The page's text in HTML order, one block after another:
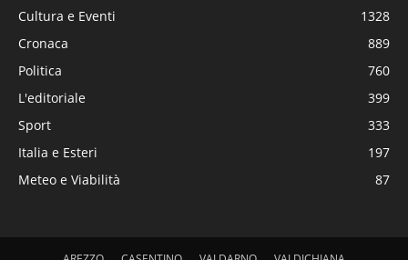
Cultura e Eventi
1328
Cronaca
889
Politica
760
L'editoriale
399
Sport
333
Italia e Esteri
197
Meteo e Viabilità
87